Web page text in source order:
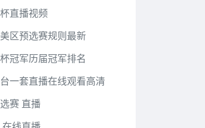
直播视频
区预选赛规则最新
冠军历届冠军排名
一套直播在线观看高清
赛 直播